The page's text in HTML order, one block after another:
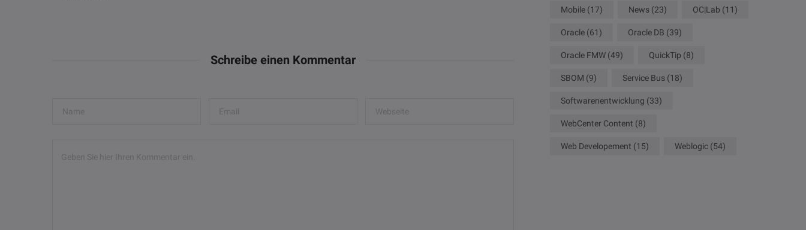
Schreibe einen Kommentar
Mobile (17) News (23) OC|Lab (11)
Oracle (61) Oracle DB (39)
Oracle FMW (49) QuickTip (8)
SBOM (9) Service Bus (18)
Softwarenentwicklung (33)
WebCenter Content (8)
Web Developement (15) Weblogic (54)